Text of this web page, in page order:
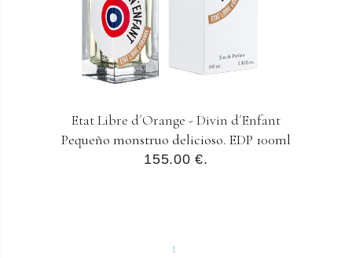
Etat Libre d´Orange - Divin d´Enfant
Pequeño monstruo delicioso. EDP 100ml
155.00 €.
1